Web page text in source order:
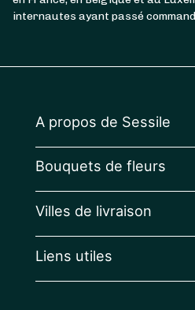
internautes ayant passé
A propos de Sessile
Bouquets de fleurs
Villes de livraison
Liens utiles